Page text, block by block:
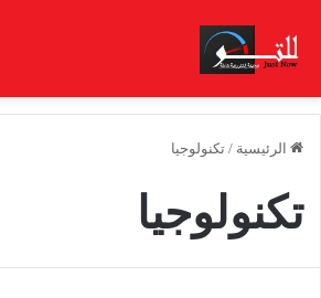
الرئيسية / تكنولوجيا
تكنولوجيا